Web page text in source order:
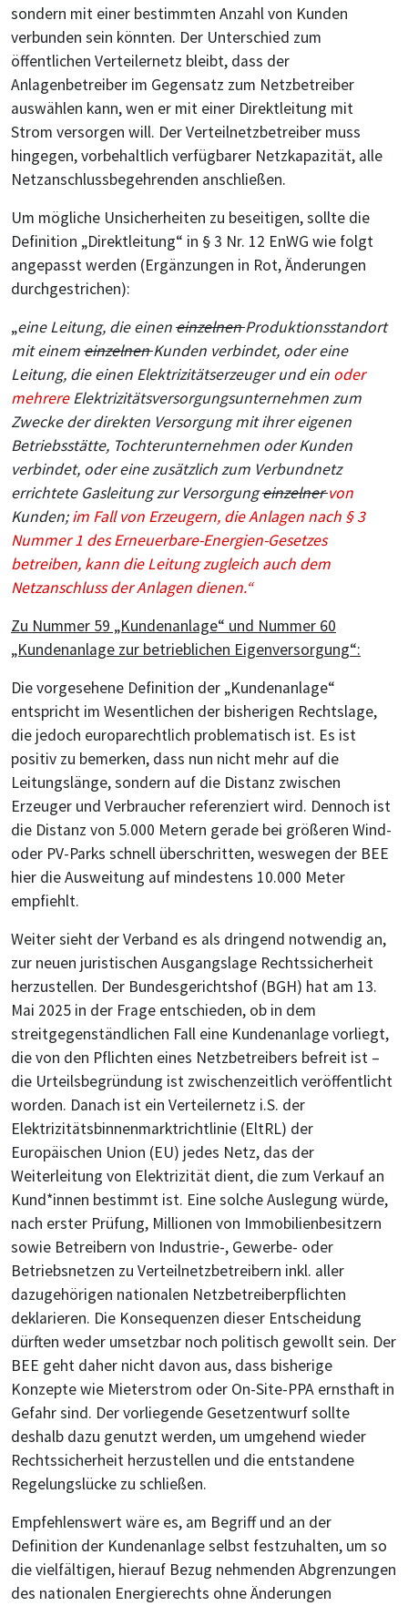
sondern mit einer bestimmten Anzahl von Kunden
verbunden sein könnten. Der Unterschied zum
öffentlichen Verteilernetz bleibt, dass der
Anlagenbetreiber im Gegensatz zum Netzbetreiber
auswählen kann, wen er mit einer Direktleitung mit
Strom versorgen will. Der Verteilnetzbetreiber muss
hingegen, vorbehaltlich verfügbarer Netzkapazität, alle
Netzanschlussbegehrenden anschließen.
Um mögliche Unsicherheiten zu beseitigen, sollte die
Definition „Direktleitung“ in § 3 Nr. 12 EnWG wie folgt
angepasst werden (Ergänzungen in Rot, Änderungen
durchgestrichen):
„eine Leitung, die eineneinzelnenProduktionsstandort
mit einemeinzelnenKunden verbindet, oder eine
Leitung, die einen Elektrizitätserzeuger und ein oder
mehrereElektrizitätsversorgungsunternehmen zum
Zwecke der direkten Versorgung mit ihrer eigenen
Betriebsstätte, Tochterunternehmen oder Kunden
verbindet, oder eine zusätzlich zum Verbundnetz
errichtete Gasleitung zur Versorgungeinzelnervon
Kunden;im Fall von Erzeugern, die Anlagen nach § 3
Nummer 1 des Erneuerbare-Energien-Gesetzes
betreiben, kann die Leitung zugleich auch dem
Netzanschluss der Anlagen dienen.“
Zu Nummer 59 „Kundenanlage“ und Nummer 60
„Kundenanlage zur betrieblichen Eigenversorgung“:
Die vorgesehene Definition der „Kundenanlage“
entspricht im Wesentlichen der bisherigen Rechtslage,
die jedoch europarechtlich problematisch ist. Es ist
positiv zu bemerken, dass nun nicht mehr auf die
Leitungslänge, sondern auf die Distanz zwischen
Erzeuger und Verbraucher referenziert wird. Dennoch ist
die Distanz von 5.000 Metern gerade bei größeren Wind-
oder PV-Parks schnell überschritten, weswegen der BEE
hier die Ausweitung auf mindestens 10.000 Meter
empfiehlt.
Weiter sieht der Verband es als dringend notwendig an,
zur neuen juristischen Ausgangslage Rechtssicherheit
herzustellen. Der Bundesgerichtshof (BGH) hat am 13.
Mai 2025 in der Frage entschieden, ob in dem
streitgegenständlichen Fall eine Kundenanlage vorliegt,
die von den Pflichten eines Netzbetreibers befreit ist –
die Urteilsbegründung ist zwischenzeitlich veröffentlicht
worden. Danach ist ein Verteilernetz i.S. der
Elektrizitätsbinnenmarktrichtlinie (EltRL) der
Europäischen Union (EU) jedes Netz, das der
Weiterleitung von Elektrizität dient, die zum Verkauf an
Kund*innen bestimmt ist. Eine solche Auslegung würde,
nach erster Prüfung, Millionen von Immobilienbesitzern
sowie Betreibern von Industrie-, Gewerbe- oder
Betriebsnetzen zu Verteilnetzbetreibern inkl. aller
dazugehörigen nationalen Netzbetreiberpflichten
deklarieren. Die Konsequenzen dieser Entscheidung
dürften weder umsetzbar noch politisch gewollt sein. Der
BEE geht daher nicht davon aus, dass bisherige
Konzepte wie Mieterstrom oder On-Site-PPA ernsthaft in
Gefahr sind. Der vorliegende Gesetzentwurf sollte
deshalb dazu genutzt werden, um umgehend wieder
Rechtssicherheit herzustellen und die entstandene
Regelungslücke zu schließen.
Empfehlenswert wäre es, am Begriff und an der
Definition der Kundenanlage selbst festzuhalten, um so
die vielfältigen, hierauf Bezug nehmenden Abgrenzungen
des nationalen Energierechts ohne Änderungen